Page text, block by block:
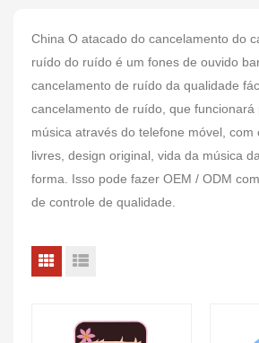
China O atacado do cancelamento do
ruído do ruído é um fones de ouvido
cancelamento de ruído da qualidade
cancelamento de ruído, que funcionará
música através do telefone móvel, com
livres, design original, vida da música
forma. Isso pode fazer OEM / ODM
de controle de qualidade.